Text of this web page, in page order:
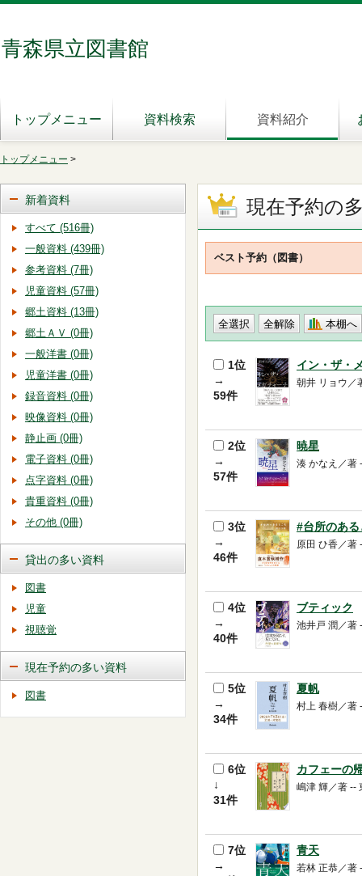
青森県立図書館
トップメニュー 資料検索 資料紹介
トップメニュー >
現在予約の
ベスト予約（図書）
本棚へ
1位
→
59件
イン・ザ・
朝井 リョウ／
2位
→
57件
暁星
湊 かなえ／著
3位
→
46件
#台所のあ
原田 ひ香／著
4位
→
40件
ブティック
池井戸 潤／著
5位
→
34件
夏帆
村上 春樹／著
6位
↓
31件
カフェーの
嶋津 輝／著 --
7位
→
青天
若林 正恭／著
新着資料
すべて (516冊)
一般資料 (439冊)
参考資料 (7冊)
児童資料 (57冊)
郷土資料 (13冊)
郷土ＡＶ (0冊)
一般洋書 (0冊)
児童洋書 (0冊)
録音資料 (0冊)
映像資料 (0冊)
静止画 (0冊)
電子資料 (0冊)
点字資料 (0冊)
貴重資料 (0冊)
その他 (0冊)
貸出の多い資料
図書
児童
視聴覚
現在予約の多い資料
図書